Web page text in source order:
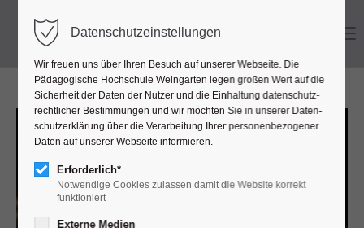
Datenschutzeinstellungen
Wir freuen uns über Ihren Besuch auf unserer Webseite. Die
Pädagogische Hochschule Weingarten legen großen Wert auf die
Sicher­heit der Daten der Nutzer und die Ein­haltung daten­schutz­
recht­licher Bestim­mungen und wir möchten Sie in unserer Daten­
schutz­erklärung über die Ver­ar­beitung Ihrer personen­bezogener
Daten auf unserer Web­seite informieren.
Erforderlich*
Notwendige Cookies zulassen damit die Website korrekt
funktioniert
Externe Medien